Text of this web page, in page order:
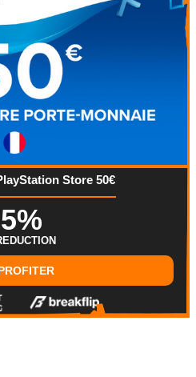
Store 50€